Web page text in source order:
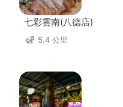
七彩雲南(八德店)
5.4 公里